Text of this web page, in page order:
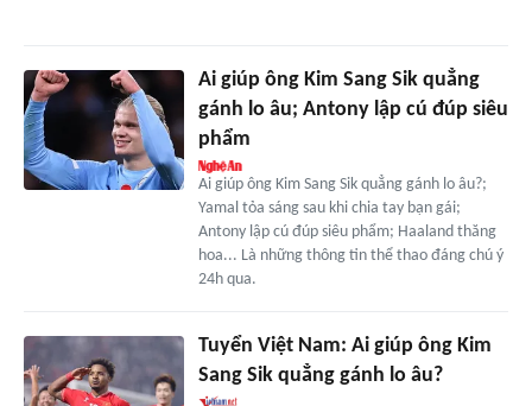
Ai giúp ông Kim Sang Sik quẳng
gánh lo âu; Antony lập cú đúp siêu
phẩm
Ai giúp ông Kim Sang Sik quẳng gánh lo âu?;
Yamal tỏa sáng sau khi chia tay bạn gái;
Antony lập cú đúp siêu phẩm; Haaland thăng
hoa... Là những thông tin thể thao đáng chú ý
24h qua.
Tuyển Việt Nam: Ai giúp ông Kim
Sang Sik quẳng gánh lo âu?